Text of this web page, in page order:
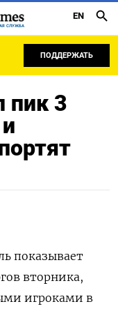
СЛУЖБА
EN
ПОДДЕРЖАТЬ
пик 3
показывает
вторника,
игроками в